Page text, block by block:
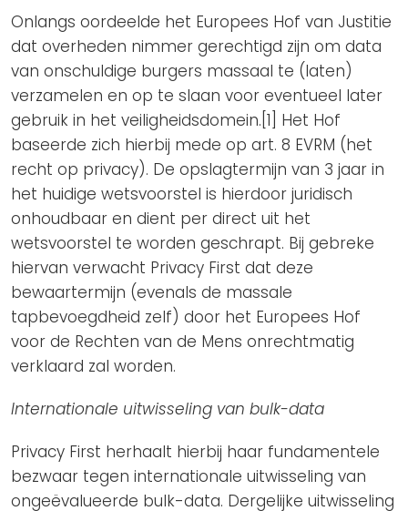
Onlangs oordeelde het Europees Hof van Justitie
dat overheden nimmer gerechtigd zijn om data
van onschuldige burgers massaal te (laten)
verzamelen en op te slaan voor eventueel later
gebruik in het veiligheidsdomein.[1] Het Hof
baseerde zich hierbij mede op art. 8 EVRM (het
recht op privacy). De opslagtermijn van 3 jaar in
het huidige wetsvoorstel is hierdoor juridisch
onhoudbaar en dient per direct uit het
wetsvoorstel te worden geschrapt. Bij gebreke
hiervan verwacht Privacy First dat deze
bewaartermijn (evenals de massale
tapbevoegdheid zelf) door het Europees Hof
voor de Rechten van de Mens onrechtmatig
verklaard zal worden.
Internationale uitwisseling van bulk-data
Privacy First herhaalt hierbij haar fundamentele
bezwaar tegen internationale uitwisseling van
ongeëvalueerde bulk-data. Dergelijke uitwisseling